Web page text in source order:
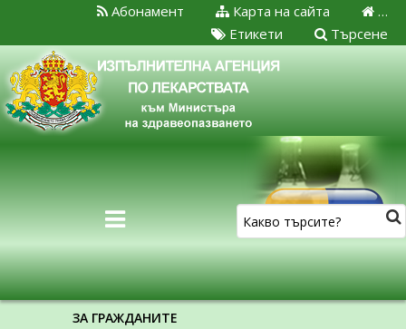
…
Карта на сайта
Абонамент
Търсене
Етикети
ЗА ГРАЖДАНИТЕ